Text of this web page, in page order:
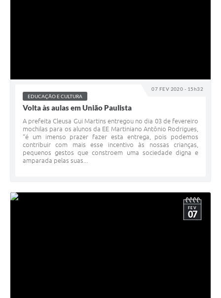
07 FEV 2020 - 15h32
EDUCAÇÃO E CULTURA
Volta às aulas em União Paulista
A prefeita Cleusa Gui Martins entregou no dia 03 de fevereiro
mochilas para os alunos da EE Martiniano Antônio Rodrigues,
“é um imenso prazer fazer esta entrega, pois podemos
contribuir com mais esse incentivo às nossas crianças,
pequenos gestos que constroem uma sociedade digna e
amparada pelas suas...
FEV
07